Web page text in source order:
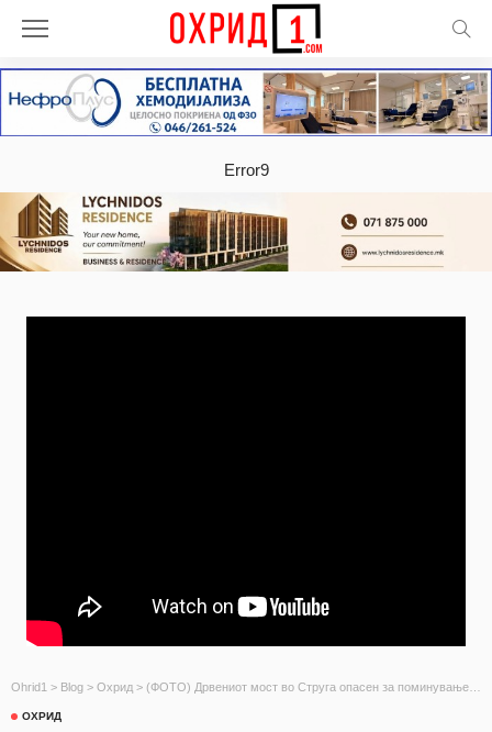
Error9
Ohrid1 > Blog > Охрид > (ФОТО) Дрвениот мост во Струга опасен за поминување, се бара од надлежните итно да се санира!
ОХРИД